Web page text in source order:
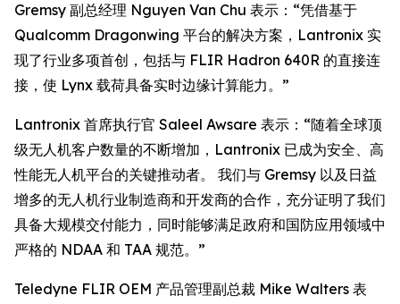
Gremsy 副总经理 Nguyen Van Chu 表示：“凭借基于
Qualcomm Dragonwing 平台的解决方案，Lantronix 实
现了行业多项首创，包括与 FLIR Hadron 640R 的直接连
接，使 Lynx 载荷具备实时边缘计算能力。”
Lantronix 首席执行官 Saleel Awsare 表示：“随着全球顶
级无人机客户数量的不断增加，Lantronix 已成为安全、高
性能无人机平台的关键推动者。 我们与 Gremsy 以及日益
增多的无人机行业制造商和开发商的合作，充分证明了我们
具备大规模交付能力，同时能够满足政府和国防应用领域中
严格的 NDAA 和 TAA 规范。”
Teledyne FLIR OEM 产品管理副总裁 Mike Walters 表